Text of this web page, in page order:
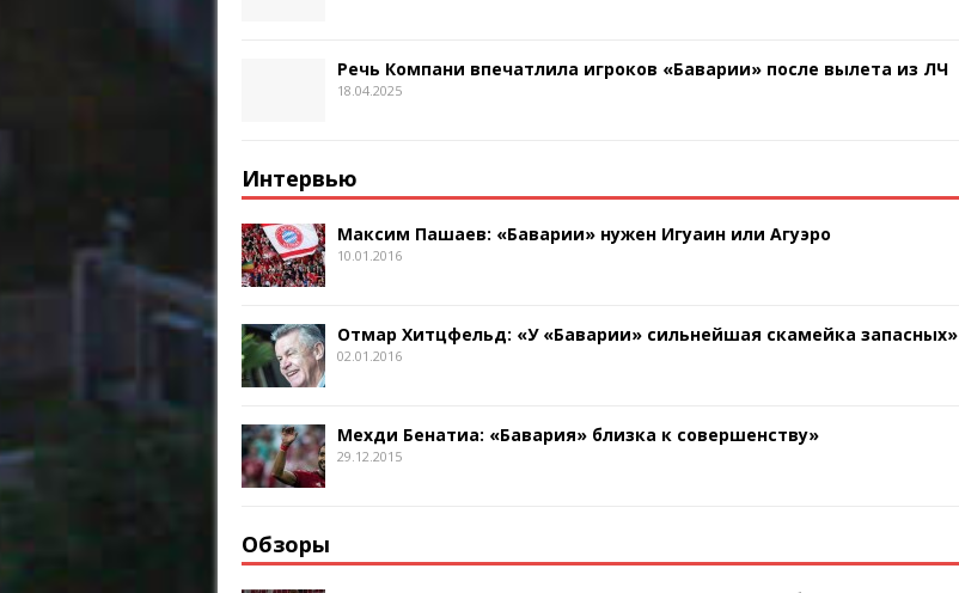
Речь Компани впечатлила игроков «Баварии» после вылета из ЛЧ
18.04.2025
Интервью
Максим Пашаев: «Баварии» нужен Игуаин или Агуэро
10.01.2016
Отмар Хитцфельд: «У «Баварии» сильнейшая скамейка запасных»
02.01.2016
Мехди Бенатиа: «Бавария» близка к совершенству»
29.12.2015
Обзоры